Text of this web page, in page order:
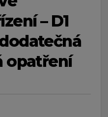
– D1
opatření